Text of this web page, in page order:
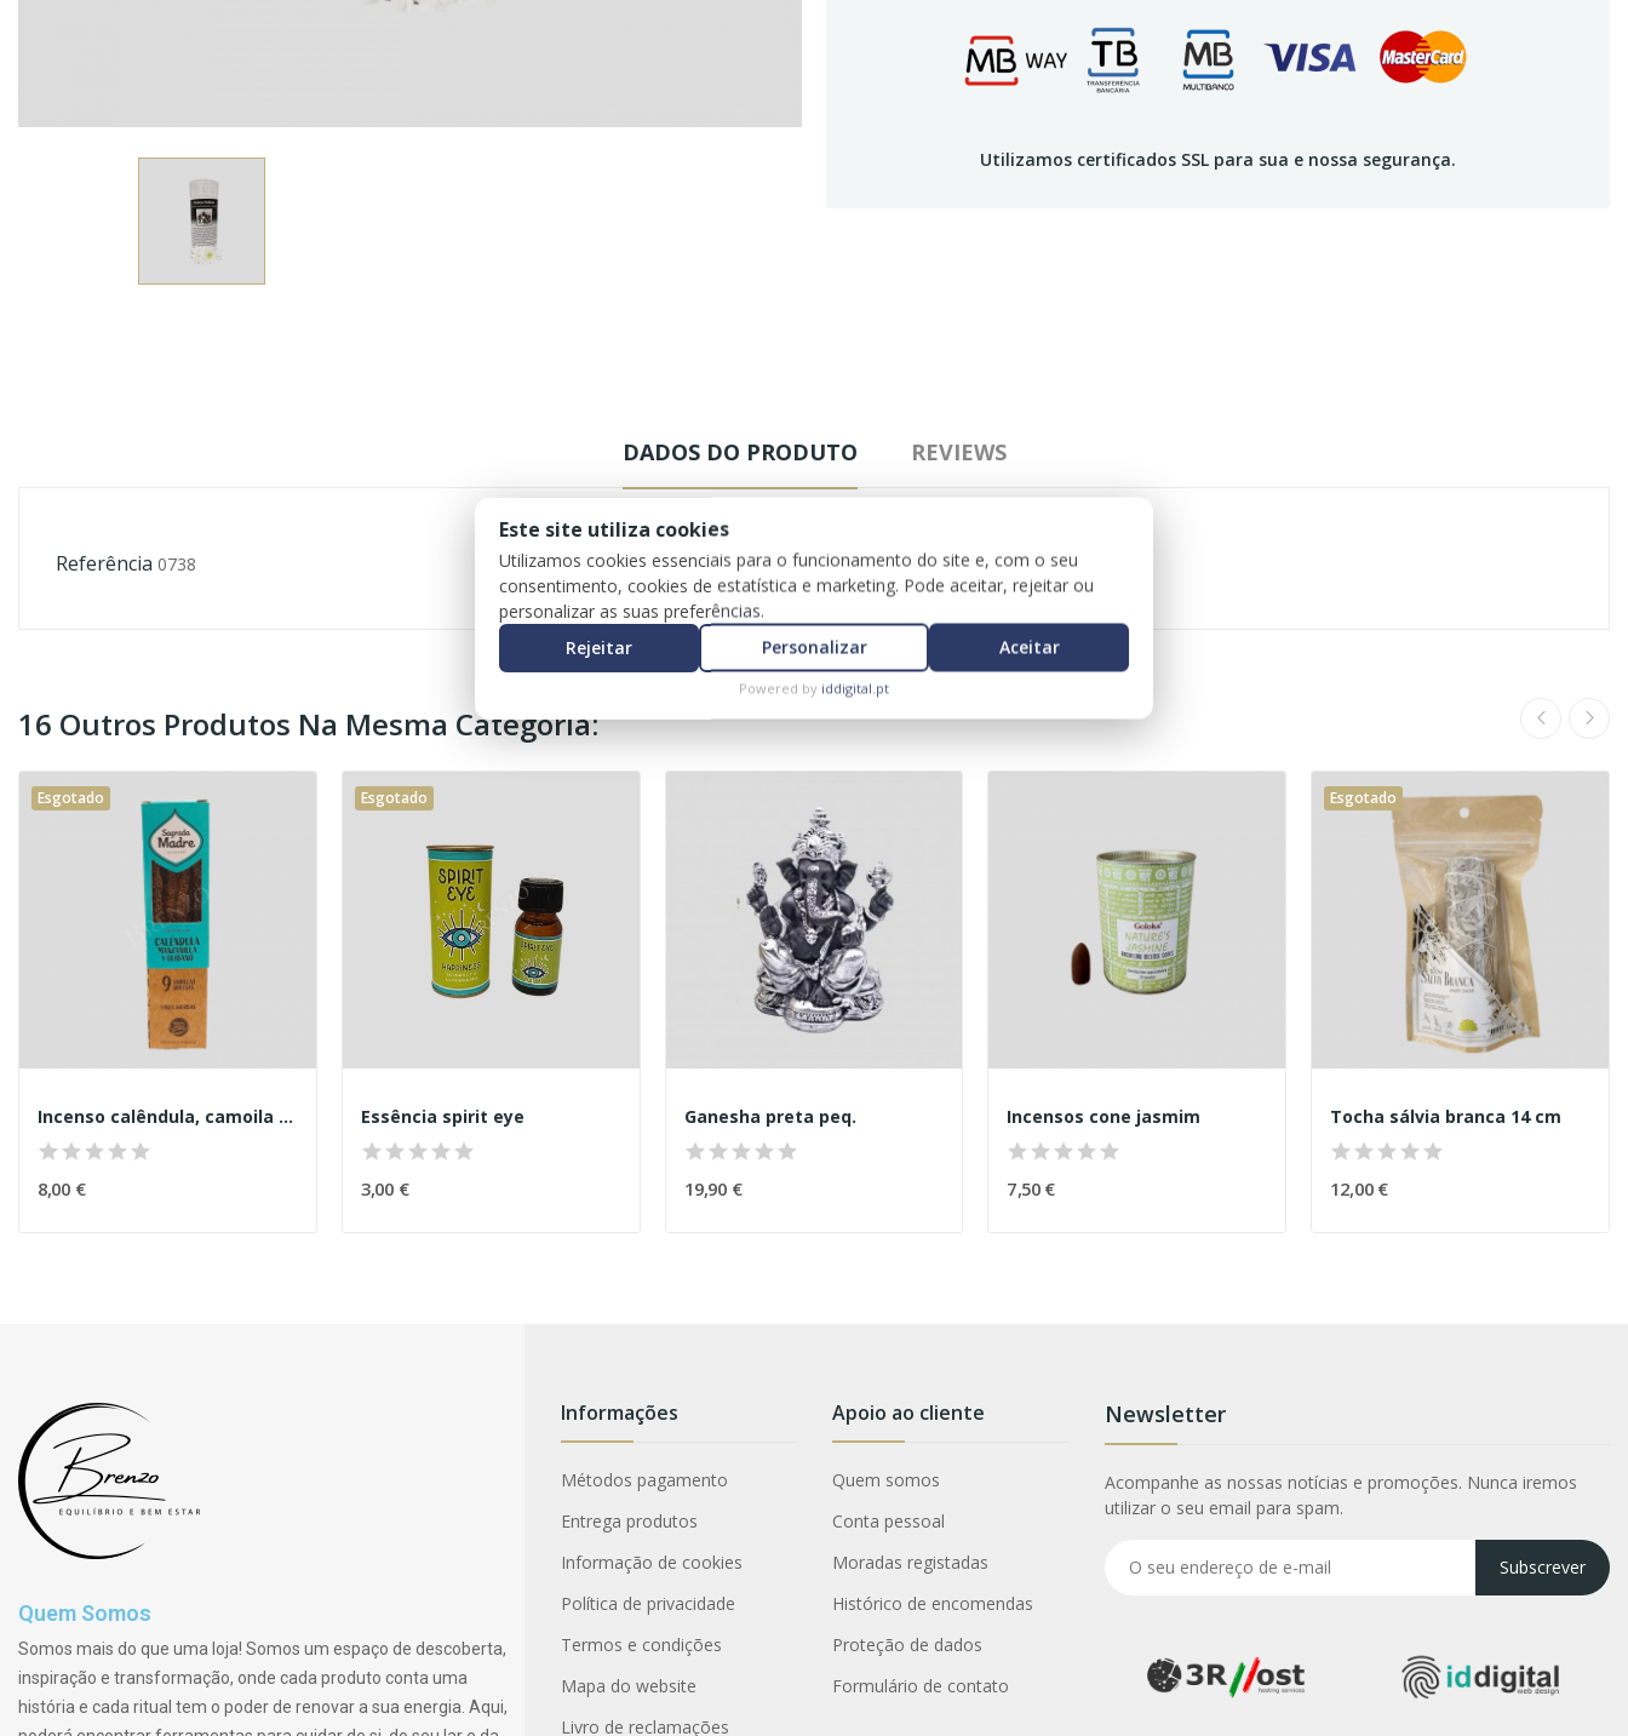
Utilizamos certificados SSL para sua e nossa segurança.
DADOS DO PRODUTO REVIEWS
Referência 0738
16 Outros Produtos Na Mesma Categoria:
Esgotado
Incenso calêndula, camoila e olíbano
8,00 €
Esgotado
Essência spirit eye
3,00 €
Ganesha preta peq.
19,90 €
Incensos cone jasmim
7,50 €
Esgotado
Tocha sálvia branca 14 cm
12,00 €
Quem Somos
Somos mais do que uma loja! Somos um espaço de descoberta,
inspiração e transformação, onde cada produto conta uma
história e cada ritual tem o poder de renovar a sua energia. Aqui,
Informações
Métodos pagamento
Entrega produtos
Informação de cookies
Política de privacidade
Termos e condições
Mapa do website
Livro de reclamações
Apoio ao cliente
Quem somos
Conta pessoal
Moradas registadas
Histórico de encomendas
Proteção de dados
Formulário de contato
Newsletter
Acompanhe as nossas notícias e promoções. Nunca iremos
utilizar o seu email para spam.
Subscrever
Este site utiliza cookies
Utilizamos cookies essenciais para o funcionamento do site e, com o seu
consentimento, cookies de estatística e marketing. Pode aceitar, rejeitar ou
personalizar as suas preferências.
Rejeitar
Personalizar Aceitar
Powered by iddigital.pt